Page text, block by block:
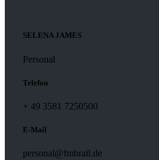
SELENA JAMES
Personal
Telefon
+ 49 3581 7250500
E-Mail
personal@fmbrail.de